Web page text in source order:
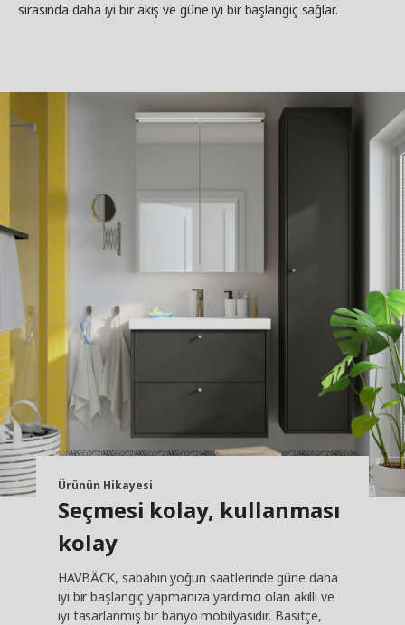
sırasında daha iyi bir akış ve güne iyi bir başlangıç sağlar.
Ürünün Hikayesi
Seçmesi kolay, kullanması
kolay
HAVBÄCK, sabahın yoğun saatlerinde güne daha
iyi bir başlangıç yapmanıza yardımcı olan akıllı ve
iyi tasarlanmış bir banyo mobilyasıdır. Basitçe,